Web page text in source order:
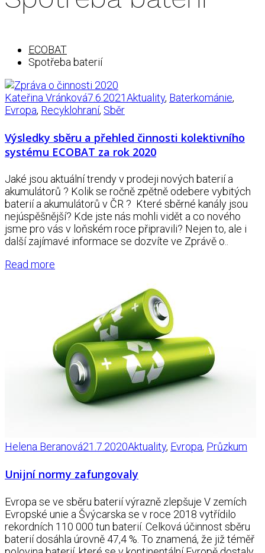
ECOBAT
Spotřeba baterií
Kateřina Vránková7.6.2021Aktuality, Baterkománie,
Evropa, Recyklohraní, Sběr
Výsledky sběru a přehled činnosti kolektivního
systému ECOBAT za rok 2020
Jaké jsou aktuální trendy v prodeji nových baterií a
akumulátorů ? Kolik se ročně zpětně odebere vybitých
baterií a akumulátorů v ČR ? Které sběrné kanály jsou
nejúspěšnější? Kde jste nás mohli vidět a co nového
jsme pro vás v loňském roce připravili? Nejen to, ale i
další zajímavé informace se dozvíte ve Zprávě o..
Read more
Helena Beranová21.7.2020Aktuality, Evropa, Průzkum
Unijní normy zafungovaly
Evropa se ve sběru baterií výrazně zlepšuje V zemích
Evropské unie a Švýcarska se v roce 2018 vytřídilo
rekordních 110 000 tun baterií. Celková účinnost sběru
baterií dosáhla úrovně 47,4 %. To znamená, že již téměř